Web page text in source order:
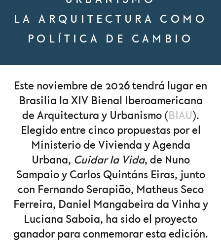
LA ARQUITECTURA COMO
POLÍTICA DE CAMBIO
Este noviembre de 2026 tendrá lugar en
Brasilia la XIV Bienal Iberoamericana
de Arquitectura y Urbanismo (BIAU).
Elegido entre cinco propuestas por el
Ministerio de Vivienda y Agenda
Urbana, Cuidar la Vida, de Nuno
Sampaio y Carlos Quintáns Eiras, junto
con Fernando Serapião, Matheus Seco
Ferreira, Daniel Mangabeira da Vinha y
Luciana Saboia, ha sido el proyecto
ganador para conmemorar esta edición.